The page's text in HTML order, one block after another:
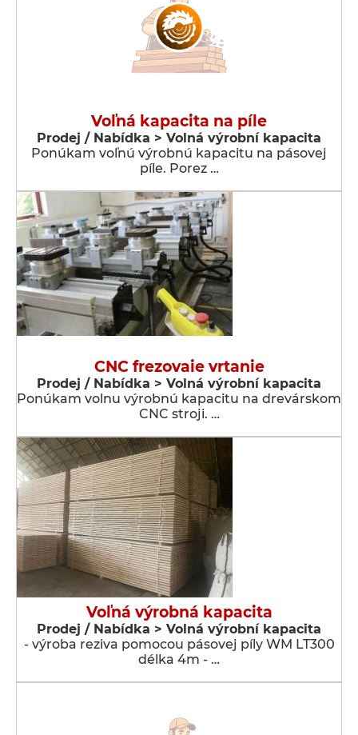
Voľná kapacita na píle
Prodej / Nabídka > Volná výrobní kapacita
Ponúkam voľnú výrobnú kapacitu na pásovej
píle. Porez …
CNC frezovaie vrtanie
Prodej / Nabídka > Volná výrobní kapacita
Ponúkam volnu výrobnú kapacitu na drevárskom
CNC stroji. …
Voľná výrobná kapacita
Prodej / Nabídka > Volná výrobní kapacita
- výroba reziva pomocou pásovej píly WM LT300
délka 4m - …